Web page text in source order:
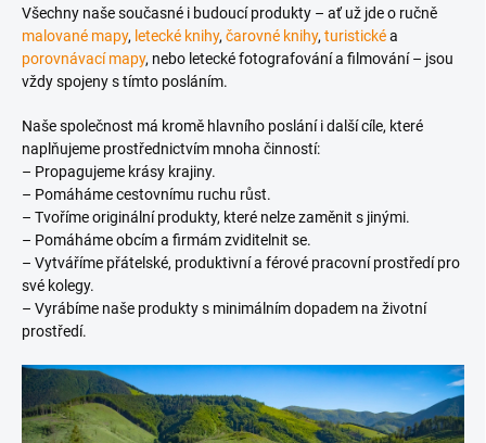
Všechny naše současné i budoucí produkty – ať už jde o ručně
malované mapy, letecké knihy, čarovné knihy, turistickéa
porovnávací mapy, nebo letecké fotografování a filmování – jsou
vždy spojeny s tímto posláním.
Naše společnost má kromě hlavního poslání i další cíle, které
naplňujeme prostřednictvím mnoha činností:
– Propagujeme krásy krajiny.
– Pomáháme cestovnímu ruchu růst.
– Tvoříme originální produkty, které nelze zaměnit s jinými.
– Pomáháme obcím a firmám zviditelnit se.
– Vytváříme přátelské, produktivní a férové pracovní prostředí pro
své kolegy.
– Vyrábíme naše produkty s minimálním dopadem na životní
prostředí.